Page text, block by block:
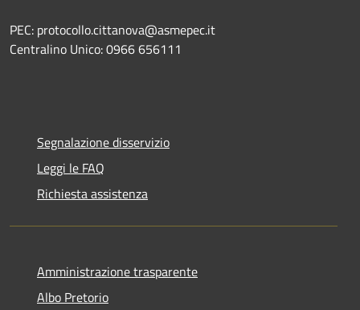
PEC: protocollo.cittanova@asmepec.it
Centralino Unico: 0966 656111
Segnalazione disservizio
Leggi le FAQ
Richiesta assistenza
Amministrazione trasparente
Albo Pretorio